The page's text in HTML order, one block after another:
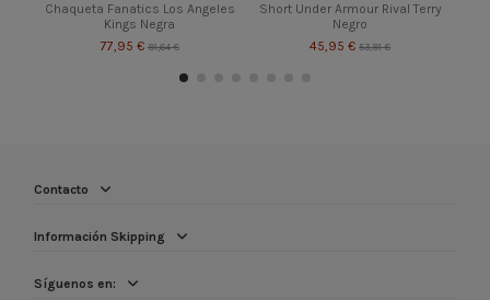
Chaqueta Fanatics Los Angeles
Kings Negra
77,95 € 91,64 €
Short Under Armour Rival Terry
Negro
45,95 €53,91 €
Contacto
Información Skipping
Síguenos en: